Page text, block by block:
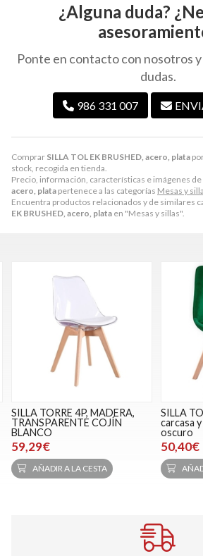
Comprar SILLA TOL EK BRUSHED, acero, plata
stock, recogida en tienda.
Precio, información, características e imágenes de
acero, plata pertenece a las categorías Mesas y
Encuentra productos relacionados y de similares
EK BRUSHED, acero, plata en "Mesas y sillas".
¿Alguna duda?
Ponte en contacto con nosotros
dudas.
986 331 007
SILLA TORRE 4P, MADERA,
TRANSPARENTE COJÍN
BLANCO
59,29€
AÑADIR A LA CESTA
SILLA
carcasa
oscuro
50,40€